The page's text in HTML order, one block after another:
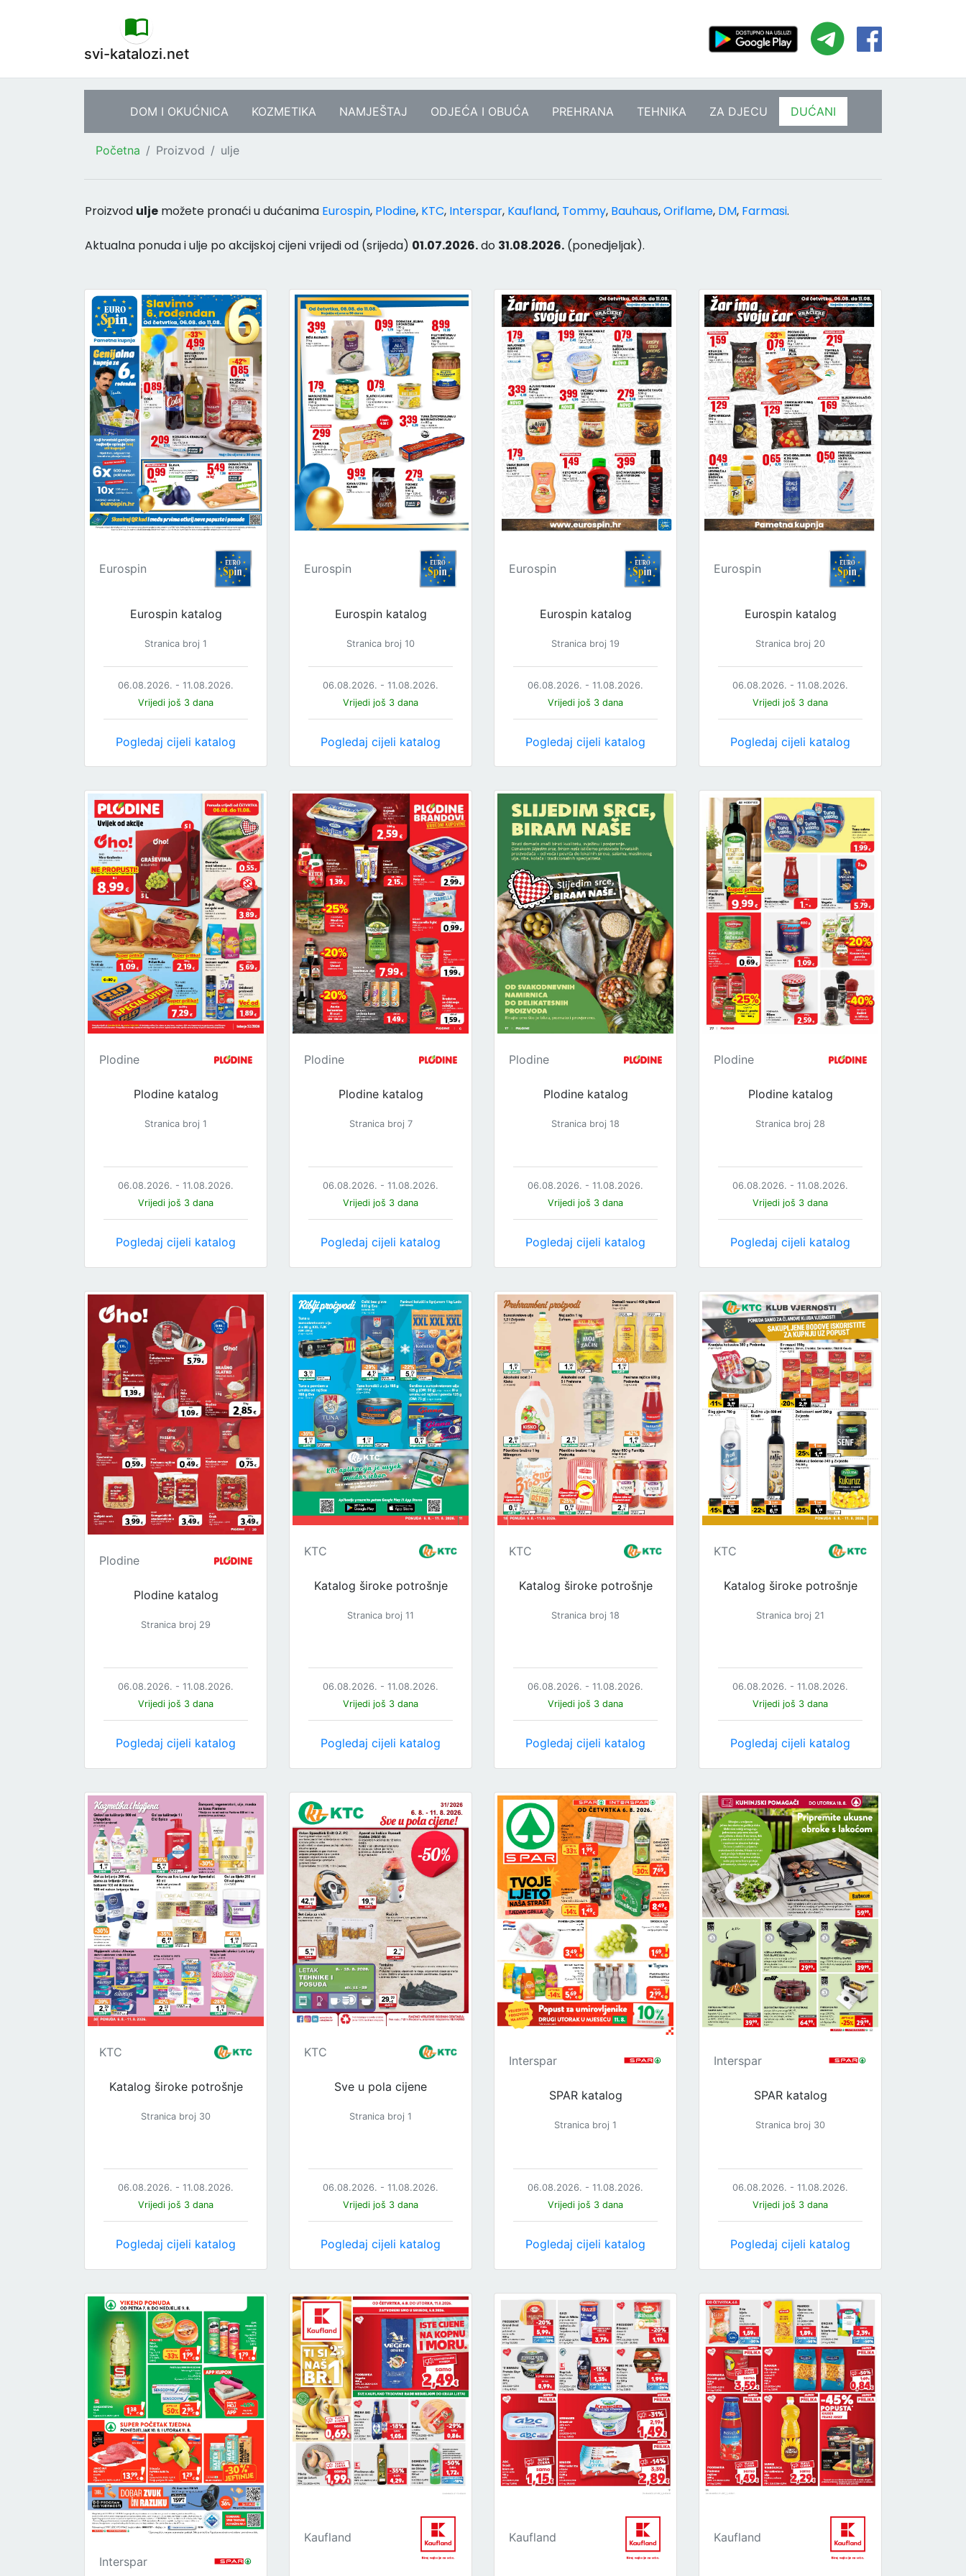
svi-katalozi.net
DOM I OKUĆNICA KOZMETIKA NAMJEŠTAJ ODJEĆA I OBUĆA PREHRANA TEHNIKA ZA DJECU DUĆANI
Početna Proizvod ulje
Proizvod ulje možete pronaći u dućanima Eurospin, Plodine, KTC, Interspar, Kaufland, Tommy, Bauhaus,Oriflame, DM, Farmasi.
Aktualna ponuda i ulje po akcijskoj cijeni vrijedi od (srijeda) 01.07.2026.do 31.08.2026. (ponedjeljak).
Eurospin
Eurospin katalog
Stranica broj 1
06.08.2026. - 11.08.2026.
Vrijedi još 3 dana
Pogledaj cijeli katalog
Eurospin
Eurospin katalog
Stranica broj 10
06.08.2026. - 11.08.2026.
Vrijedi još 3 dana
Pogledaj cijeli katalog
Eurospin
Eurospin katalog
Stranica broj 19
06.08.2026. - 11.08.2026.
Vrijedi još 3 dana
Pogledaj cijeli katalog
Eurospin
Eurospin katalog
Stranica broj 20
06.08.2026. - 11.08.2026.
Vrijedi još 3 dana
Pogledaj cijeli katalog
Plodine
Plodine katalog
Stranica broj 1
06.08.2026. - 11.08.2026.
Vrijedi još 3 dana
Pogledaj cijeli katalog
Plodine
Plodine katalog
Stranica broj 7
06.08.2026. - 11.08.2026.
Vrijedi još 3 dana
Pogledaj cijeli katalog
Plodine
Plodine katalog
Stranica broj 18
06.08.2026. - 11.08.2026.
Vrijedi još 3 dana
Pogledaj cijeli katalog
Plodine
Plodine katalog
Stranica broj 28
06.08.2026. - 11.08.2026.
Vrijedi još 3 dana
Pogledaj cijeli katalog
Plodine
Plodine katalog
Stranica broj 29
06.08.2026. - 11.08.2026.
Vrijedi još 3 dana
Pogledaj cijeli katalog
KTC
Katalog široke potrošnje
Stranica broj 11
06.08.2026. - 11.08.2026.
Vrijedi još 3 dana
Pogledaj cijeli katalog
KTC
Katalog široke potrošnje
Stranica broj 18
06.08.2026. - 11.08.2026.
Vrijedi još 3 dana
Pogledaj cijeli katalog
KTC
Katalog široke potrošnje
Stranica broj 21
06.08.2026. - 11.08.2026.
Vrijedi još 3 dana
Pogledaj cijeli katalog
KTC
Katalog široke potrošnje
Stranica broj 30
06.08.2026. - 11.08.2026.
Vrijedi još 3 dana
Pogledaj cijeli katalog
KTC
Sve u pola cijene
Stranica broj 1
06.08.2026. - 11.08.2026.
Vrijedi još 3 dana
Pogledaj cijeli katalog
Interspar
SPAR katalog
Stranica broj 1
06.08.2026. - 11.08.2026.
Vrijedi još 3 dana
Pogledaj cijeli katalog
Interspar
SPAR katalog
Stranica broj 30
06.08.2026. - 11.08.2026.
Vrijedi još 3 dana
Pogledaj cijeli katalog
Interspar
Kaufland Kaufland Kaufland